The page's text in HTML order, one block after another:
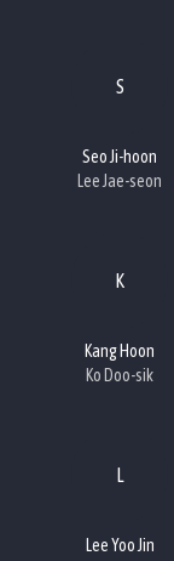
S
Seo Ji-hoon
Lee Jae-seon
K
Kang Hoon
Ko Doo-sik
L
Lee Yoo Jin